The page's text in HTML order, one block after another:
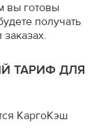
вы готовы
получать
ТАРИФ ДЛЯ
КаргоКэш